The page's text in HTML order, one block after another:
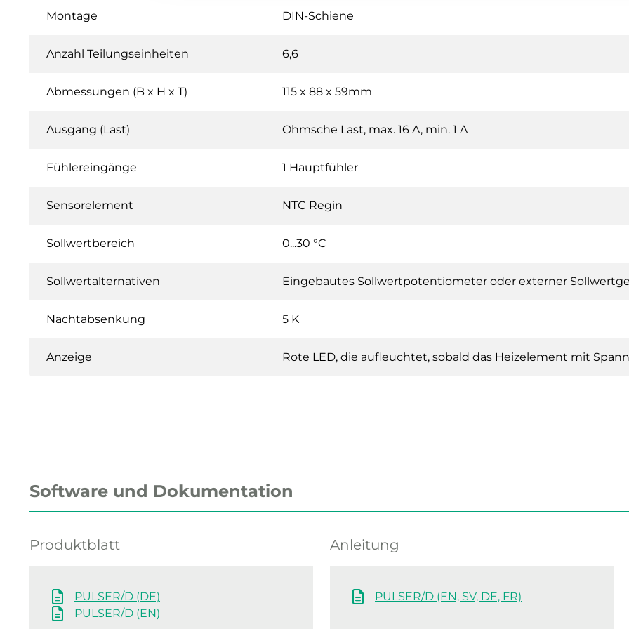
Montage DIN-Schiene
Anzahl Teilungseinheiten 6,6
Abmessungen (B x H x T) 115 x 88 x 59mm
Ausgang (Last) Ohmsche Last, max. 16 A, min. 1 A
Fühlereingänge 1 Hauptfühler
Sensorelement NTC Regin
Sollwertbereich 0...30 °C
Sollwertalternativen Eingebautes Sollwertpotentiometer oder externer
Nachtabsenkung 5 K
Anzeige Rote LED, die aufleuchtet, sobald das Heizelement mit
Software und Dokumentation
Produktblatt
PULSER/D (DE)
PULSER/D (EN)
Anleitung
PULSER/D (EN, SV, DE, FR)